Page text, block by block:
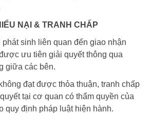
NẠI & TRANH CHẤP
phát sinh liên quan đến giao nhận
ưu tiên giải quyết thông qua
giữa các bên.
đạt được thỏa thuận, tranh chấp
tại cơ quan có thẩm quyền của
quy định pháp luật hiện hành.